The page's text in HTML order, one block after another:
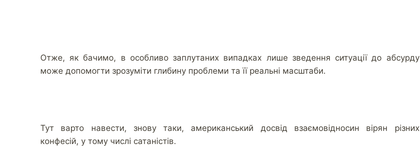
Отже, як бачимо, в особливо заплутаних випадках лише зведення ситуації до абсурду
може допомогти зрозуміти глибину проблеми та її реальні масштаби.
Тут варто навести, знову таки, американський досвід взаємовідносин вірян різних
конфесій, у тому числі сатаністів.